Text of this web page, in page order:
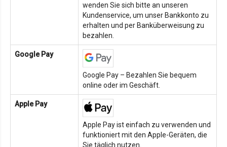
wenden Sie sich bitte an unseren
Kundenservice, um unser Bankkonto zu
erhalten und per Banküberweisung zu
bezahlen.
Google Pay
Google Pay – Bezahlen Sie bequem
online oder im Geschäft.
Apple Pay
Apple Pay ist einfach zu verwenden und
funktioniert mit den Apple-Geräten, die
Sie täglich nutzen.